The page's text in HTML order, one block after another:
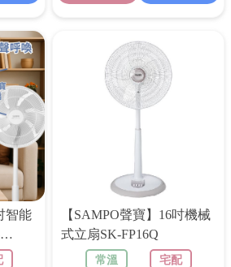
智能
【SAMPO聲寶】16吋機械
式立扇SK-FP16Q
常溫
宅配